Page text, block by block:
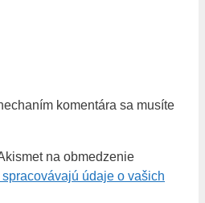
komentára sa musíte
na obmedzenie
údaje o vašich